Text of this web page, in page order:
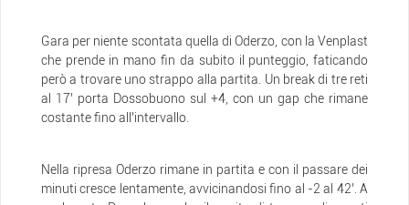
Gara per niente scontata quella di Oderzo, con la Venplast
che prende in mano fin da subito il punteggio, faticando
però a trovare uno strappo alla partita. Un break di tre reti
al 17’ porta Dossobuono sul +4, con un gap che rimane
costante fino all’intervallo.
Nella ripresa Oderzo rimane in partita e con il passare dei
minuti cresce lentamente, avvicinandosi fino al -2 al 42’. A